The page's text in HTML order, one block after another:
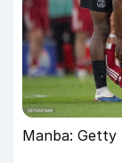
Manba: Getty